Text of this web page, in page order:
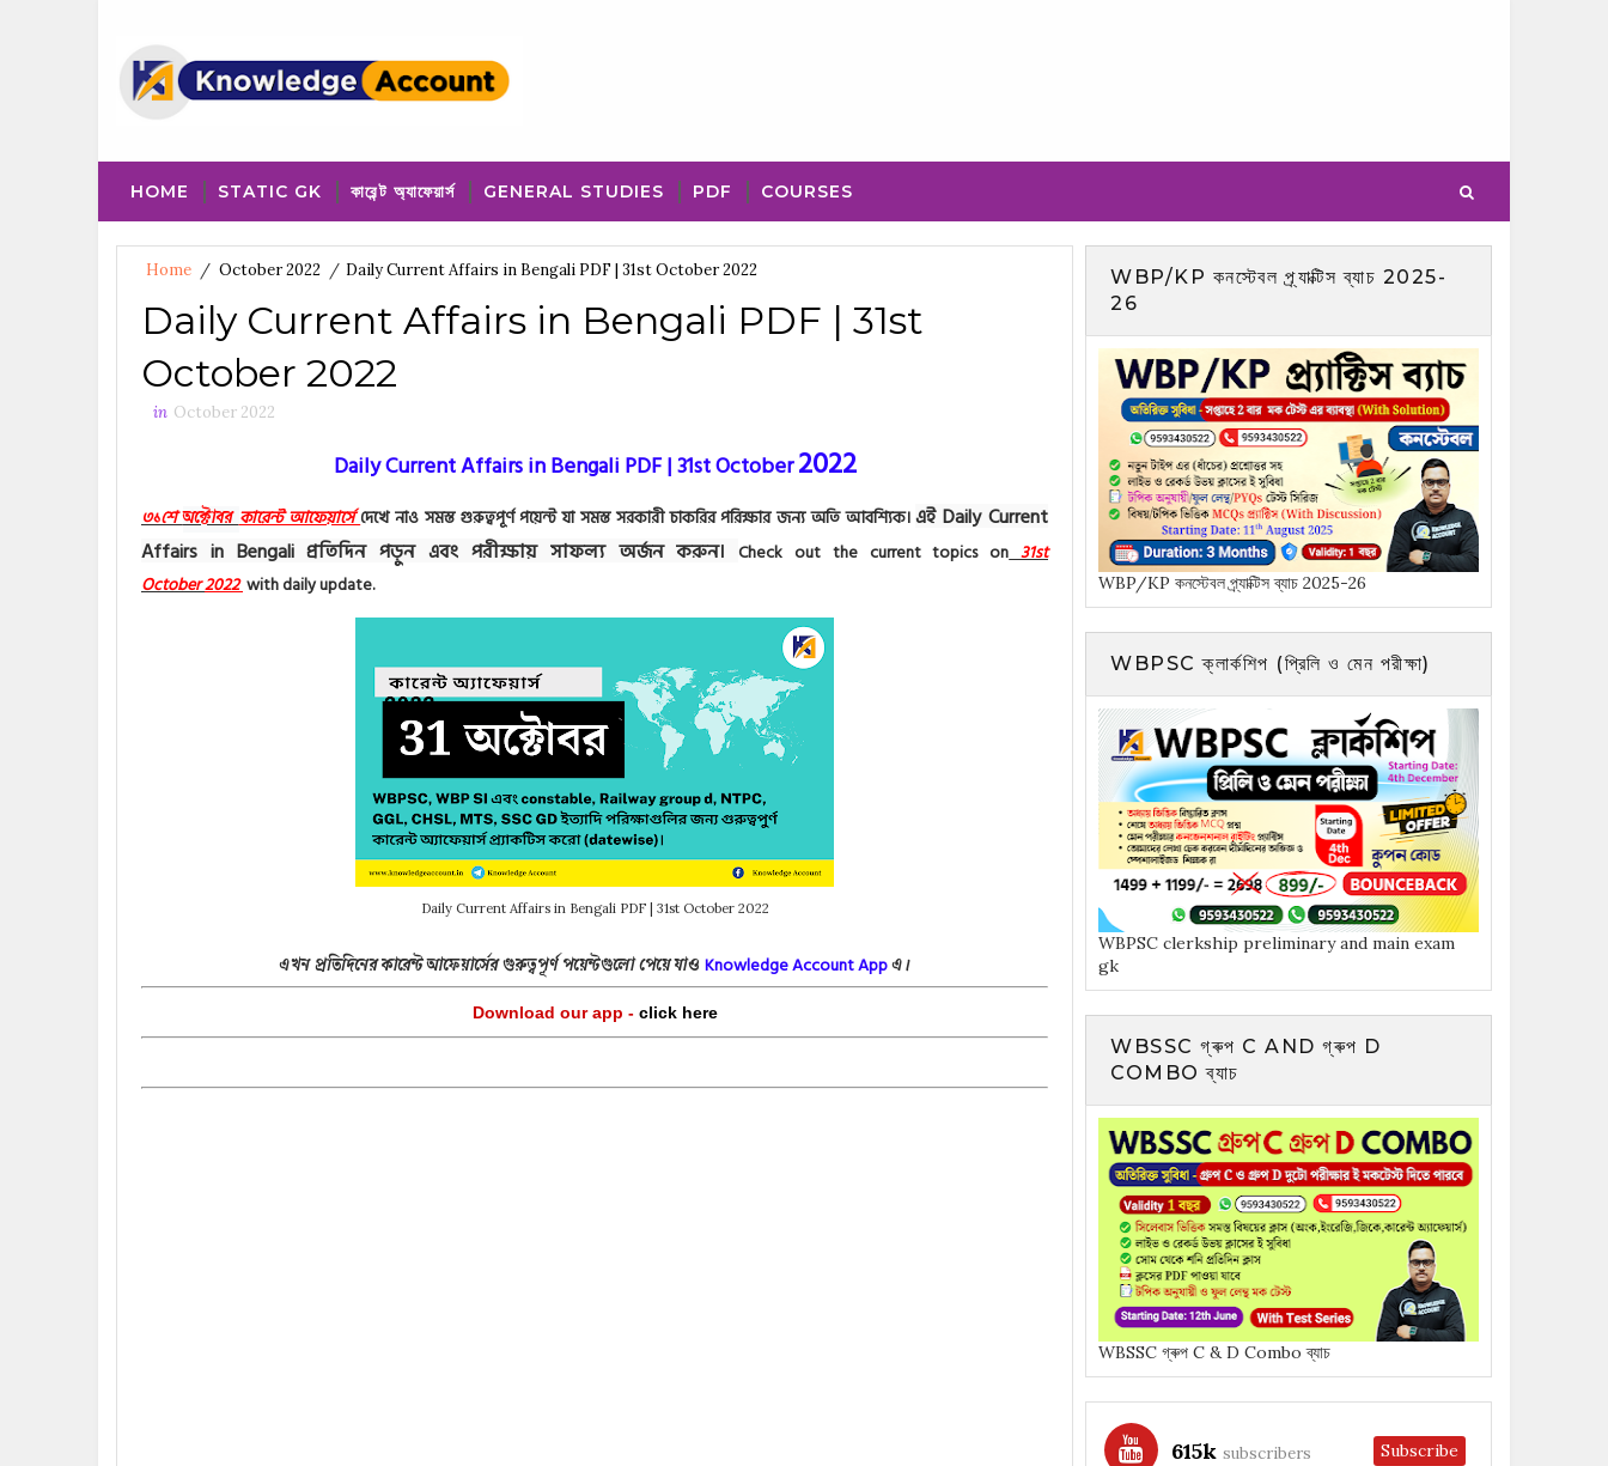
HOME STATIC GK কারেন্ট অ্যাফেয়ার্স GENERAL STUDIES PDF COURSES
Home / October 2022 / Daily Current Affairs in Bengali PDF | 31st October 2022
Daily Current Affairs in Bengali PDF | 31st
October 2022
in October 2022
Daily Current Affairs in Bengali PDF | 31st October2022
৩১শেঅক্টোবর কারেন্ট আফেয়ার্সেদেখে নাও সমস্ত গুরুত্বপূর্ণ পয়েন্ট যা সমস্ত সরকারী চাকরির পরিক্ষার জন্য অতি আবশ্যিক।এই Daily Current
Affairs in Bengali প্রতিদিন পড়ুন এবং পরীক্ষায় সাফল্য অর্জন করুন। Check out the current topics on 31st
October2022with daily update.
Daily Current Affairs in Bengali PDF | 31st October 2022
এখন প্রতিদিনের কারেন্ট আফেয়ার্সের গুরুত্বপূর্ণ পয়েন্টগুলো পেয়ে যাও Knowledge Account Appএ।
Download our app - click here
WBP/KP কনস্টেবল প্র্যাক্টিস ব্যাচ 2025-
26
WBP/KP কনস্টেবল প্র্যাক্টিস ব্যাচ 2025-26
WBPSC ক্লার্কশিপ (প্রিলি ও মেন পরীক্ষা)
WBPSC clerkship preliminary and main exam
gk
WBSSC গ্ৰুপ C AND গ্ৰুপ D
COMBO ব্যাচ
WBSSC গ্ৰুপ C & D Combo ব্যাচ
615k subscribers Subscribe